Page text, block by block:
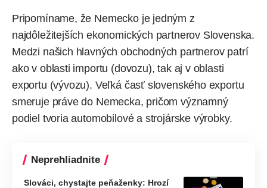
Pripomíname, že Nemecko je jedným z
najdôležitejších ekonomických partnerov Slovenska.
Medzi našich hlavných obchodných partnerov patrí
ako v oblasti importu (dovozu), tak aj v oblasti
exportu (vývozu). Veľká časť slovenského exportu
smeruje práve do Nemecka, pričom významný
podiel tvoria automobilové a strojárske výrobky.
Neprehliadnite
Slováci, chystajte peňaženky: Hrozí